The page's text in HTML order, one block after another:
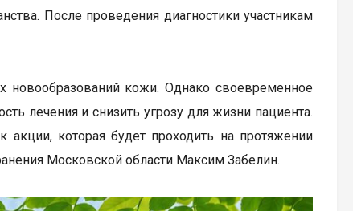
После проведения диагностики участникам
новообразований кожи. Однако своевременное
лечения и снизить угрозу для жизни пациента.
которая будет проходить на протяжении
Московской области Максим Забелин.